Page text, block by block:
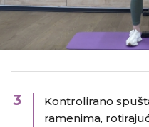
3
Kontrolirano
ramenima,